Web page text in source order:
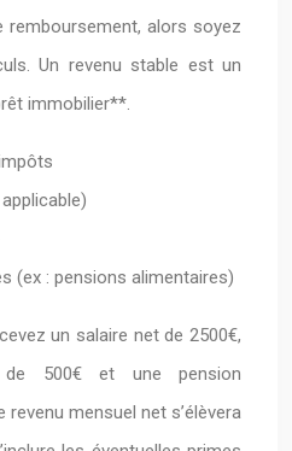
remboursement, alors soyez
Un revenu stable est un
immobilier**.
(ex : pensions alimentaires)
un salaire net de 2500€,
500€ et une pension
mensuel net s’élèvera